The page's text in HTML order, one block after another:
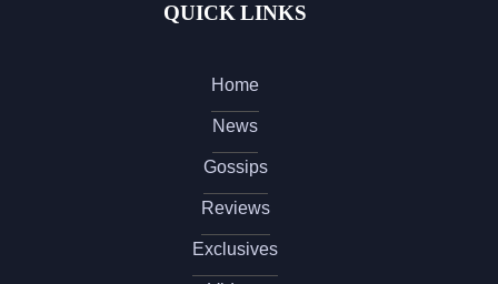
QUICK LINKS
Home
News
Gossips
Reviews
Exclusives